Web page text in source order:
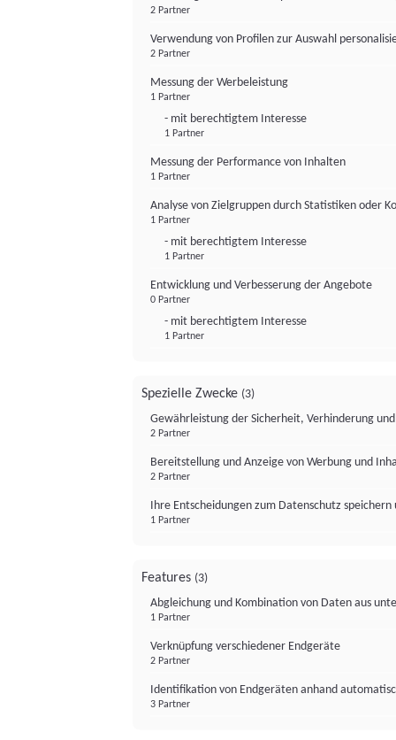
2 Partner
Verwendung von Profilen zur Auswahl
2 Partner
Messung der Werbeleistung
1 Partner
- mit berechtigtem Interesse
1 Partner
Messung der Performance von Inhalten
1 Partner
Analyse von Zielgruppen durch Statistiken oder
1 Partner
- mit berechtigtem Interesse
1 Partner
Entwicklung und Verbesserung der Angebote
0 Partner
- mit berechtigtem Interesse
1 Partner
Spezielle Zwecke (3)
Gewährleistung der Sicherheit, Verhinderung
2 Partner
Bereitstellung und Anzeige von Werbung und
2 Partner
Ihre Entscheidungen zum Datenschutz
1 Partner
Features (3)
Abgleichung und Kombination von Daten aus
1 Partner
Verknüpfung verschiedener Endgeräte
2 Partner
Identifikation von Endgeräten anhand
3 Partner